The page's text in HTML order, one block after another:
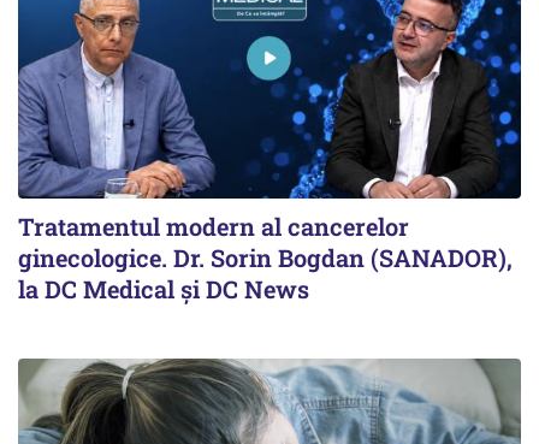
Tratamentul modern al cancerelor
ginecologice. Dr. Sorin Bogdan (SANADOR),
la DC Medical și DC News